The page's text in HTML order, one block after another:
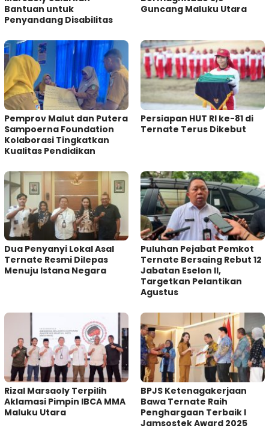
Bantuan untuk
Penyandang Disabilitas
Guncang Maluku Utara
Pemprov Malut dan Putera
Sampoerna Foundation
Kolaborasi Tingkatkan
Kualitas Pendidikan
Persiapan HUT RI ke-81 di
Ternate Terus Dikebut
Dua Penyanyi Lokal Asal
Ternate Resmi Dilepas
Menuju Istana Negara
Puluhan Pejabat Pemkot
Ternate Bersaing Rebut 12
Jabatan Eselon II,
Targetkan Pelantikan
Agustus
Rizal Marsaoly Terpilih
Aklamasi Pimpin IBCA MMA
Maluku Utara
BPJS Ketenagakerjaan
Bawa Ternate Raih
Penghargaan Terbaik I
Jamsostek Award 2025